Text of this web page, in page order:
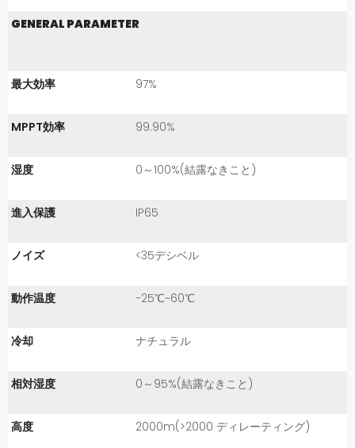
GENERAL PARAMETER
最大効率 97%
MPPT効率 99.90%
湿度 0～100%(結露なきこと)
進入保護 IP65
ノイズ <35デシベル
動作温度 -25℃~60℃
冷却 ナチュラル
相対湿度 0～95%(結露なきこと)
高度 2000m(>2000 ディレーティング)